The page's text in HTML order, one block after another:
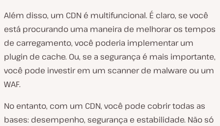
Além disso, um CDN é multifuncional. É claro, se você
está procurando uma maneira de melhorar os tempos
de carregamento, você poderia implementar um
plugin de cache. Ou, se a segurança é mais importante,
você pode investir em um scanner de malware ou um
WAF.
No entanto, com um CDN, você pode cobrir todas as
bases: desempenho, segurança e estabilidade. Não só